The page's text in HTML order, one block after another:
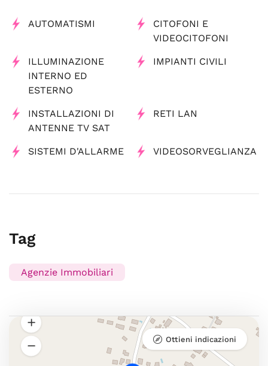
AUTOMATISMI
CITOFONI E
VIDEOCITOFONI
ILLUMINAZIONE
INTERNO ED
ESTERNO
IMPIANTI CIVILI
INSTALLAZIONI DI
ANTENNE TV SAT
RETI LAN
SISTEMI D'ALLARME VIDEOSORVEGLIANZA
Tag
Agenzie Immobiliari
Ottieni indicazioni